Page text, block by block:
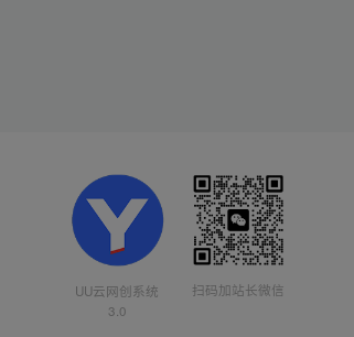
UU云网创系统
3.0
扫码加站长微信